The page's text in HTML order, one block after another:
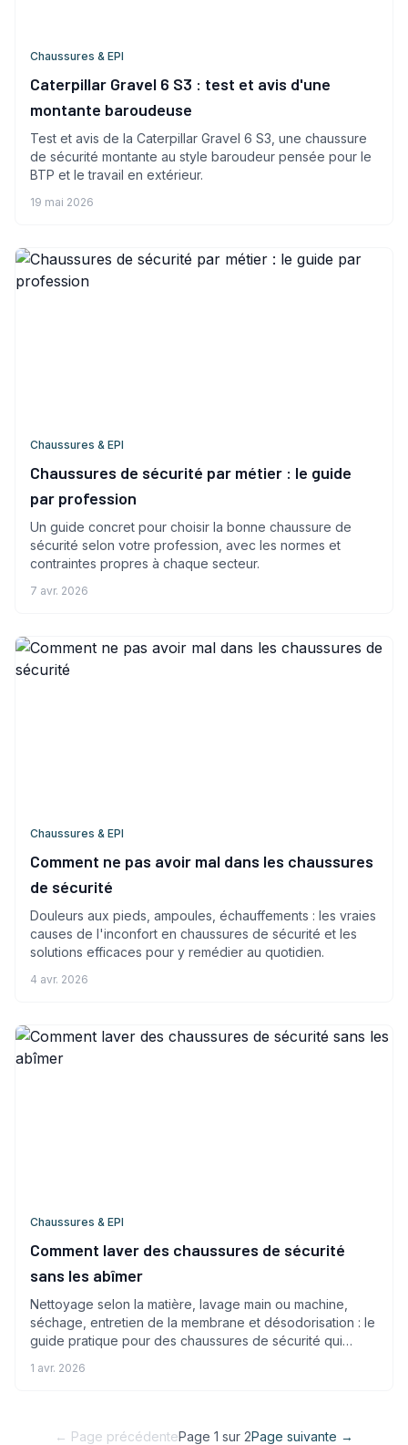
Chaussures & EPI
Caterpillar Gravel 6 S3 : test et avis d'une
montante baroudeuse
Test et avis de la Caterpillar Gravel 6 S3, une chaussure
de sécurité montante au style baroudeur pensée pour le
BTP et le travail en extérieur.
19 mai 2026
Chaussures & EPI
Chaussures de sécurité par métier : le guide
par profession
Un guide concret pour choisir la bonne chaussure de
sécurité selon votre profession, avec les normes et
contraintes propres à chaque secteur.
7 avr. 2026
Chaussures & EPI
Comment ne pas avoir mal dans les chaussures
de sécurité
Douleurs aux pieds, ampoules, échauffements : les vraies
causes de l'inconfort en chaussures de sécurité et les
solutions efficaces pour y remédier au quotidien.
4 avr. 2026
Chaussures & EPI
Comment laver des chaussures de sécurité
sans les abîmer
Nettoyage selon la matière, lavage main ou machine,
séchage, entretien de la membrane et désodorisation : le
guide pratique pour des chaussures de sécurité qui
1 avr. 2026
← Page précédentePage 1 sur 2Page suivante →